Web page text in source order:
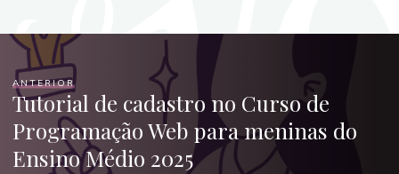
ANTERIOR
Tutorial de cadastro no Curso de
Programação Web para meninas do
Ensino Médio 2025